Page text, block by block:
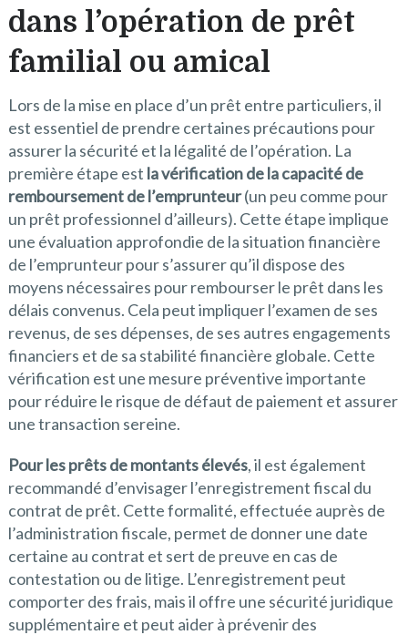
dans l’opération de prêt
familial ou amical
Lors de la mise en place d’un prêt entre particuliers, il
est essentiel de prendre certaines précautions pour
assurer la sécurité et la légalité de l’opération. La
première étape est la vérification de la capacité de
remboursement de l’emprunteur(un peu comme pour
un prêt professionnel d’ailleurs). Cette étape implique
une évaluation approfondie de la situation financière
de l’emprunteur pour s’assurer qu’il dispose des
moyens nécessaires pour rembourser le prêt dans les
délais convenus. Cela peut impliquer l’examen de ses
revenus, de ses dépenses, de ses autres engagements
financiers et de sa stabilité financière globale. Cette
vérification est une mesure préventive importante
pour réduire le risque de défaut de paiement et assurer
une transaction sereine.
Pour les prêts de montants élevés, il est également
recommandé d’envisager l’enregistrement fiscal du
contrat de prêt. Cette formalité, effectuée auprès de
l’administration fiscale, permet de donner une date
certaine au contrat et sert de preuve en cas de
contestation ou de litige. L’enregistrement peut
comporter des frais, mais il offre une sécurité juridique
supplémentaire et peut aider à prévenir des